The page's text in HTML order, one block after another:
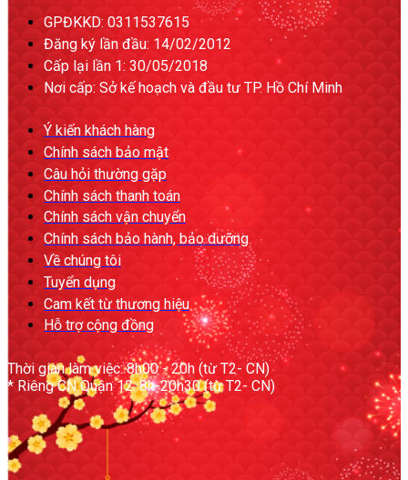
GPĐKKD: 0311537615
Đăng ký lần đầu: 14/02/2012
Cấp lại lần 1: 30/05/2018
Nơi cấp: Sở kế hoạch và đầu tư TP. Hồ Chí Minh
Ý kiến khách hàng
Chính sách bảo mật
Câu hỏi thường gặp
Chính sách thanh toán
Chính sách vận chuyển
Chính sách bảo hành, bảo dưỡng
Về chúng tôi
Tuyển dụng
Cam kết từ thương hiệu
Hỗ trợ cộng đồng
Thời gian làm việc: 8h00 - 20h (từ T2- CN)
* Riêng CN Quận 12: 8h-20h30 (từ T2- CN)